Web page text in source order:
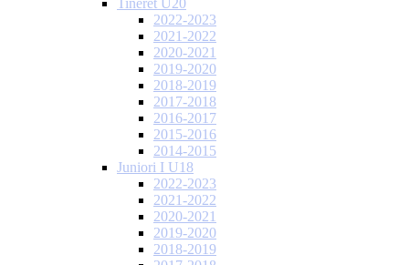
Tineret U20
2022-2023
2021-2022
2020-2021
2019-2020
2018-2019
2017-2018
2016-2017
2015-2016
2014-2015
Juniori I U18
2022-2023
2021-2022
2020-2021
2019-2020
2018-2019